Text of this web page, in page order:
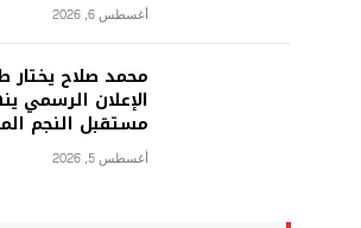
أغسطس 6, 2026
محمد صلاح يختار
الإعلان الرسمي
مستقبل النجم
أغسطس 5, 2026